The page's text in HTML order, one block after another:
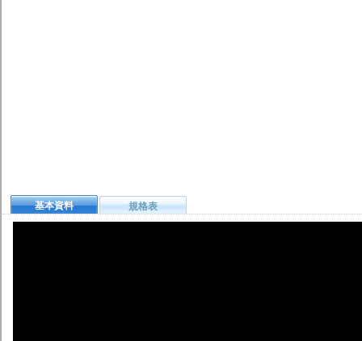
基本資料 規格表